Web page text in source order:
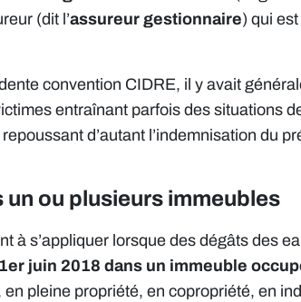
(dit l’assureur gestionnaire) qui
convention CIDRE, il y avait
entraînant parfois des situations
d’autant l’indemnisation du
un ou plusieurs immeubles
à s’appliquer lorsque des dégâts des
juin 2018 dans un immeuble
pleine propriété, en copropriété, en